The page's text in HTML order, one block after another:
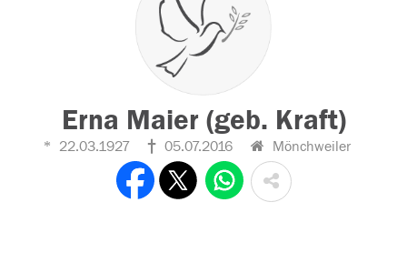
Erna Maier (geb. Kraft)
22.03.1927 05.07.2016 Mönchweiler